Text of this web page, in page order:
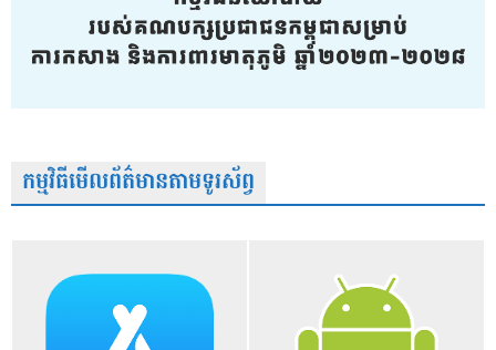
កម្មវិធីមើលព័ត៌មានតាមទូរស័ព្វ